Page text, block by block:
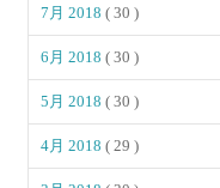
7月 2018( 30 )
6月 2018( 30 )
5月 2018( 30 )
4月 2018( 29 )